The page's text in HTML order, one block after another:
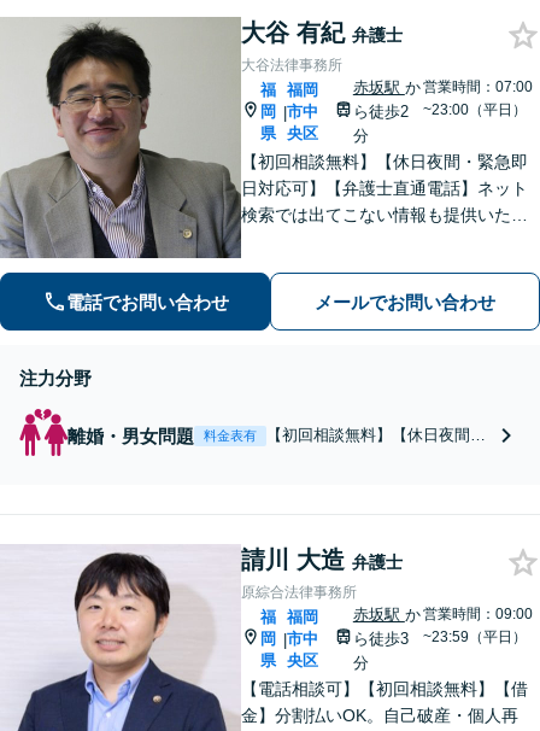
り強く対応。違和感を
感じたら早めの相談を
任せください。複雑な問題
も粘り強く対応し、解決に
導きます。
大谷 有紀 弁護士
大谷法律事務所
福
岡
県
|
福岡
市中
央区
赤坂駅 か
ら徒歩2
分
営業時間：07:00
~23:00（平日）
【初回相談無料】【休日夜間・緊急即
日対応可】【弁護士直通電話】ネット
検索では出てこない情報も提供いたし
でも諦めずに是非一度ご相談くださ
い。【福岡市中央区赤坂駅徒歩２分】
電話でお問い合わせ メールでお問い合わせ
注力分野
離婚・男女問題 料金表有
【初回相談無料】【休日夜間・
断られた案件でも諦めずに是非
中央区赤坂駅徒歩２分】
請川 大造 弁護士
原綜合法律事務所
福
岡
県
|
福岡
市中
央区
赤坂駅 か
ら徒歩3
分
営業時間：09:00
~23:59（平日）
【電話相談可】【初回相談無料】【借
金】分割払いOK。自己破産・個人再